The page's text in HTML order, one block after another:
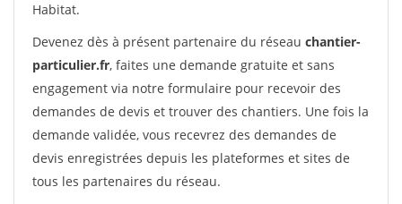
Habitat.
Devenez dès à présent partenaire du réseau chantier-
particulier.fr, faites une demande gratuite et sans
engagement via notre formulaire pour recevoir des
demandes de devis et trouver des chantiers. Une fois la
demande validée, vous recevrez des demandes de
devis enregistrées depuis les plateformes et sites de
tous les partenaires du réseau.